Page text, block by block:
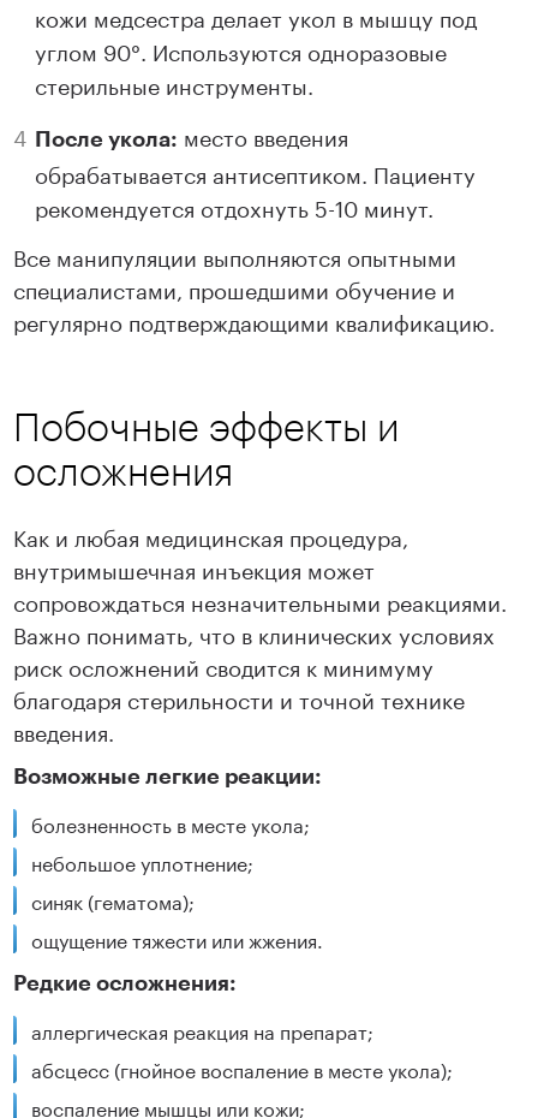
кожи медсестра делает укол в мышцу под
углом 90°. Используются одноразовые
стерильные инструменты.
После укола: место введения
обрабатывается антисептиком. Пациенту
рекомендуется отдохнуть 5-10 минут.
Все манипуляции выполняются опытными
специалистами, прошедшими обучение и
регулярно подтверждающими квалификацию.
Побочные эффекты и
осложнения
Как и любая медицинская процедура,
внутримышечная инъекция может
сопровождаться незначительными реакциями.
Важно понимать, что в клинических условиях
риск осложнений сводится к минимуму
благодаря стерильности и точной технике
введения.
Возможные легкие реакции:
болезненность в месте укола;
небольшое уплотнение;
синяк (гематома);
ощущение тяжести или жжения.
Редкие осложнения:
аллергическая реакция на препарат;
абсцесс (гнойное воспаление в месте укола);
воспаление мышцы или кожи;